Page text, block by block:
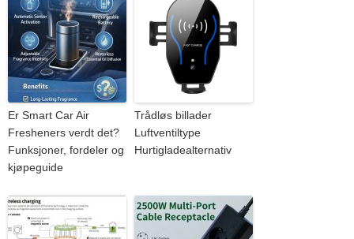
Er Smart Car Air
Fresheners verdt det?
Funksjoner, fordeler og
kjøpeguide
Trådløs billader
Luftventiltype
Hurtigladealternativ